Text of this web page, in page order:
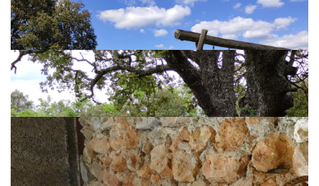
SUR PLACE
TENNIS
SUR PLACE
PÉTANQUE
SUR PLACE